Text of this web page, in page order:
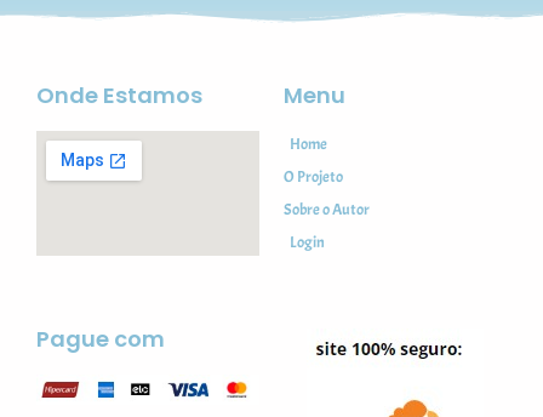
Onde Estamos Menu
Home
O Projeto
Sobre o Autor
Login
Pague com